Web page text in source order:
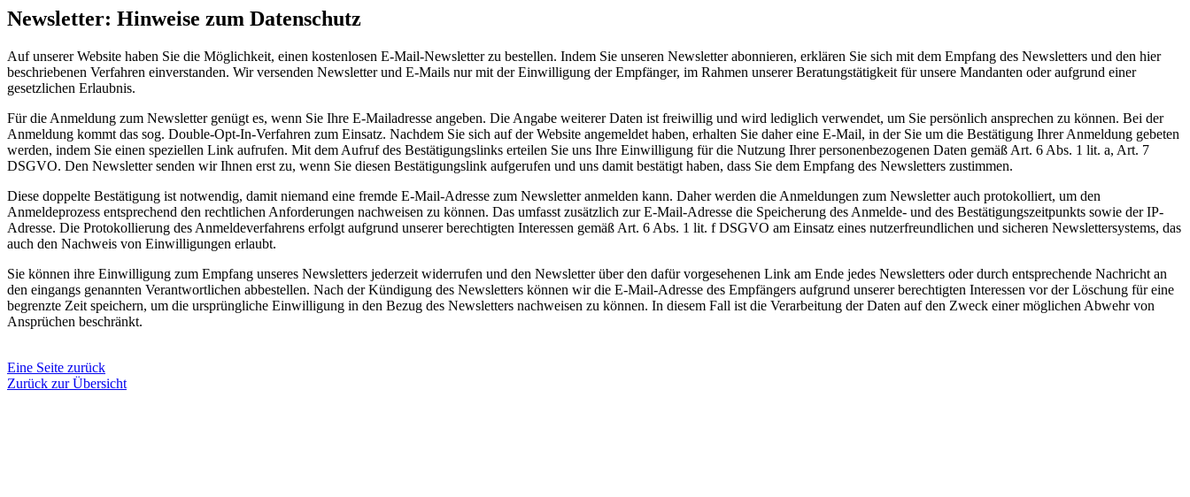
Newsletter: Hinweise zum Datenschutz
Auf unserer Website haben Sie die Möglichkeit, einen kostenlosen E-Mail-Newsletter zu bestellen. Indem Sie unseren Newsletter abonnieren, erklären Sie sich mit dem Empfang des Newsletters und den hier
beschriebenen Verfahren einverstanden. Wir versenden Newsletter und E-Mails nur mit der Einwilligung der Empfänger, im Rahmen unserer Beratungstätigkeit für unsere Mandanten oder aufgrund einer
gesetzlichen Erlaubnis.
Für die Anmeldung zum Newsletter genügt es, wenn Sie Ihre E-Mailadresse angeben. Die Angabe weiterer Daten ist freiwillig und wird lediglich verwendet, um Sie persönlich ansprechen zu können. Bei der
Anmeldung kommt das sog. Double-Opt-In-Verfahren zum Einsatz. Nachdem Sie sich auf der Website angemeldet haben, erhalten Sie daher eine E-Mail, in der Sie um die Bestätigung Ihrer Anmeldung gebeten
werden, indem Sie einen speziellen Link aufrufen. Mit dem Aufruf des Bestätigungslinks erteilen Sie uns Ihre Einwilligung für die Nutzung Ihrer personenbezogenen Daten gemäß Art. 6 Abs. 1 lit. a, Art. 7
DSGVO. Den Newsletter senden wir Ihnen erst zu, wenn Sie diesen Bestätigungslink aufgerufen und uns damit bestätigt haben, dass Sie dem Empfang des Newsletters zustimmen.
Diese doppelte Bestätigung ist notwendig, damit niemand eine fremde E-Mail-Adresse zum Newsletter anmelden kann. Daher werden die Anmeldungen zum Newsletter auch protokolliert, um den
Anmeldeprozess entsprechend den rechtlichen Anforderungen nachweisen zu können. Das umfasst zusätzlich zur E-Mail-Adresse die Speicherung des Anmelde- und des Bestätigungszeitpunkts sowie der IP-
Adresse. Die Protokollierung des Anmeldeverfahrens erfolgt aufgrund unserer berechtigten Interessen gemäß Art. 6 Abs. 1 lit. f DSGVO am Einsatz eines nutzerfreundlichen und sicheren Newslettersystems, das
auch den Nachweis von Einwilligungen erlaubt.
Sie können ihre Einwilligung zum Empfang unseres Newsletters jederzeit widerrufen und den Newsletter über den dafür vorgesehenen Link am Ende jedes Newsletters oder durch entsprechende Nachricht an
den eingangs genannten Verantwortlichen abbestellen. Nach der Kündigung des Newsletters können wir die E-Mail-Adresse des Empfängers aufgrund unserer berechtigten Interessen vor der Löschung für eine
begrenzte Zeit speichern, um die ursprüngliche Einwilligung in den Bezug des Newsletters nachweisen zu können. In diesem Fall ist die Verarbeitung der Daten auf den Zweck einer möglichen Abwehr von
Ansprüchen beschränkt.
Eine Seite zurück
Zurück zur Übersicht